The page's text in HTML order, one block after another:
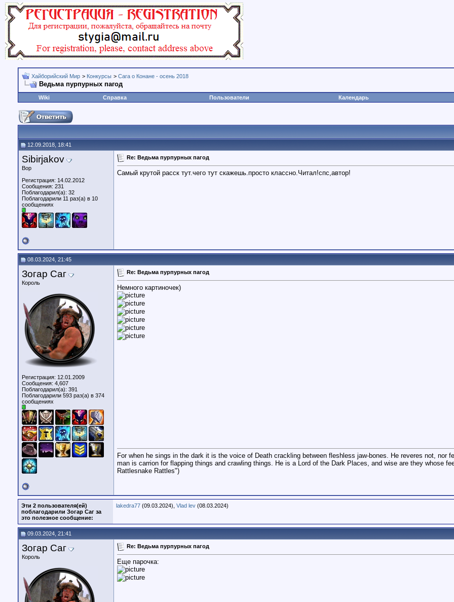
Хайборийский Мир > Конкурсы > Сага о Конане - осень 2018
Ведьма пурпурных пагод
Wiki Справка Пользователи Календарь
12.09.2018, 18:41
Sibirjakov
Вор
Регистрация: 14.02.2012
Сообщения: 231
Поблагодарил(а): 32
Поблагодарили 11 раз(а) в 10
сообщениях
Re: Ведьма пурпурных пагод
Самый крутой расск тут.чего тут скажешь.просто классно.Читал!спс,автор!
08.03.2024, 21:45
Зогар Саг
Король
Регистрация: 12.01.2009
Сообщения: 4,607
Поблагодарил(а): 391
Поблагодарили 593 раз(а) в 374
сообщениях
Re: Ведьма пурпурных пагод
Немного картиночек)
For when he sings in the dark it is the voice of Death crackling between fleshless jaw-bones. He reveres not,
man is carrion for flapping things and crawling things. He is a Lord of the Dark Places, and wise are they whose
Rattlesnake Rattles")
Эти 2 пользователя(ей)
поблагодарили Зогар Саг за
это полезное сообщение:
lakedra77 (09.03.2024), Vlad lev (08.03.2024)
09.03.2024, 21:41
Зогар Саг
Король
Re: Ведьма пурпурных пагод
Еще парочка: